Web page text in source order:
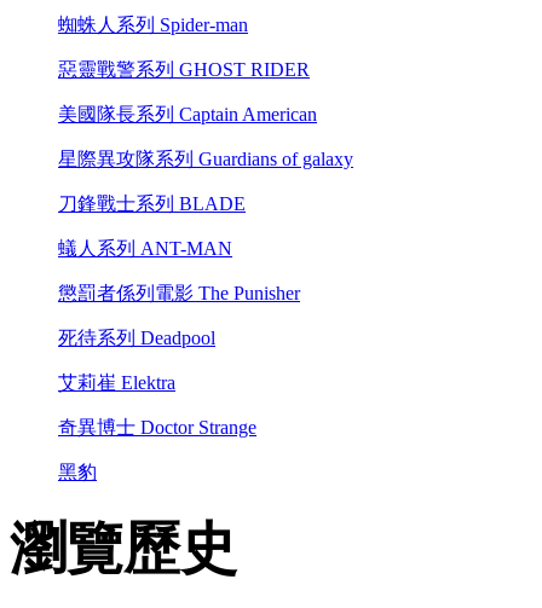
蜘蛛人系列 Spider-man
惡靈戰警系列 GHOST RIDER
美國隊長系列 Captain American
星際異攻隊系列 Guardians of galaxy
刀鋒戰士系列 BLADE
蟻人系列 ANT-MAN
懲罰者係列電影 The Punisher
死待系列 Deadpool
艾莉崔 Elektra
奇異博士 Doctor Strange
黑豹
瀏覽歷史